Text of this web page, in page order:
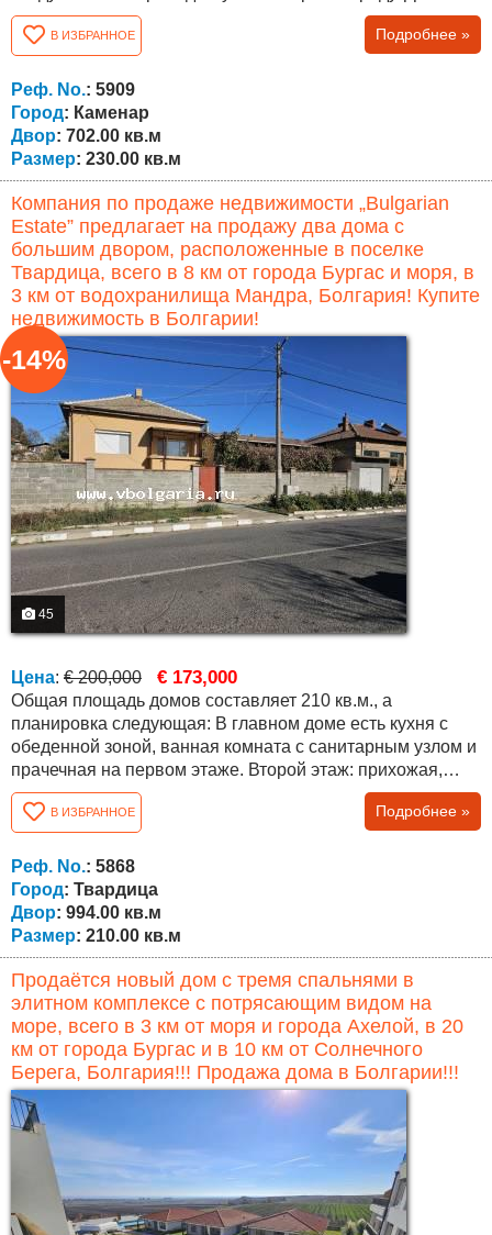
расположен на асфальтированной улице, в спокойном
районе с соседями только с одной стороны, что
обеспечивает уединение и комфорт. Есть вид на море.
Дом построен с использованием материалов высокого
качества и имеет современный дизайн....
В ИЗБРАННОЕ Подробнее »
Реф. No.: 5909
Город: Каменар
Двор: 702.00 кв.м
Размер: 230.00 кв.м
Компания по продаже недвижимости „Bulgarian
Estate” предлагает на продажу два дома с
большим двором, расположенные в поселке
Твардица, всего в 8 км от города Бургас и моря, в
3 км от водохранилища Мандра, Болгария! Купите
недвижимость в Болгарии!
45
-14%
Цена: € 200,000 € 173,000
Общая площадь домов составляет 210 кв.м., а
планировка следующая: В главном доме есть кухня с
обеденной зоной, ванная комната с санитарным узлом и
прачечная на первом этаже. Второй этаж: прихожая,
гостиная, две спальни и две террасы. Плюсами
являются необычно большой для района двор – 994
кв.м., асфальтированная дорога, массивный забор,
массивный гараж, отопление кондиционером и
твердотопливным котлом с радиаторами обоих...
В ИЗБРАННОЕ Подробнее »
Реф. No.: 5868
Город: Твардица
Двор: 994.00 кв.м
Размер: 210.00 кв.м
Продаётся новый дом с тремя спальнями в
элитном комплексе с потрясающим видом на
море, всего в 3 км от моря и города Ахелой, в 20
км от города Бургас и в 10 км от Солнечного
Берега, Болгария!!! Продажа дома в Болгарии!!!